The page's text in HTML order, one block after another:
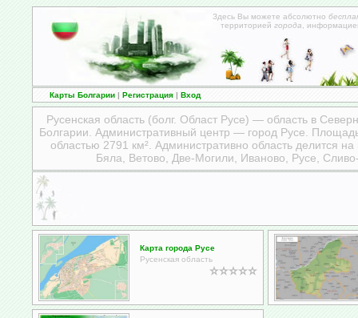
Здесь Вы можете абсолютно
территорией города ,
Карты Болгарии | Регистрация | Вход
Русенская область (болг. Област Русе) — область в
Болгарии . Административный центр — город Русе.
областью 2791 км². Административно область делится
Бяла, Ветово, Две-Могили, Иваново, Русе,
Карта города Русе
Русенская область